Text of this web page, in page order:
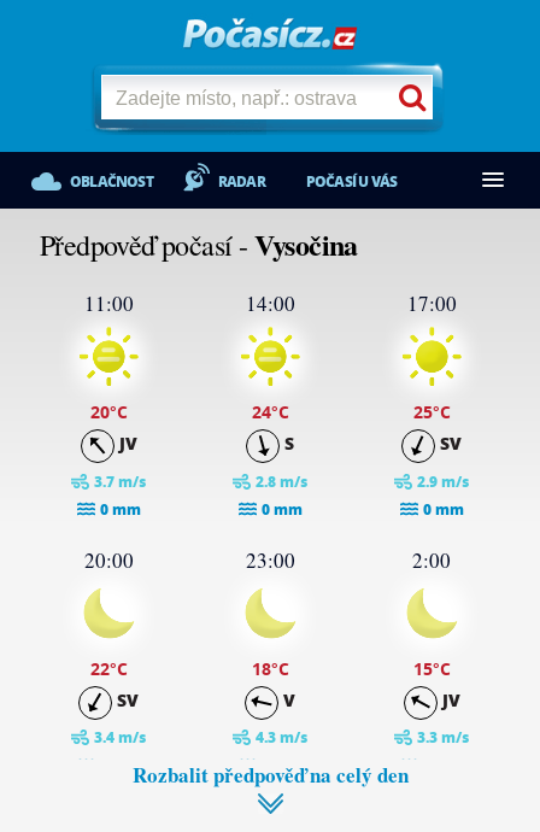
OBLAČNOST RADAR POČASÍ U VÁS
Předpověď počasí -Vysočina
11:00
20°C
JV
3.7 m/s
0 mm
14:00
24°C
S
2.8 m/s
0 mm
17:00
25°C
SV
2.9 m/s
0 mm
20:00
22°C
SV
3.4 m/s
0 mm
23:00
18°C
V
4.3 m/s
0 mm
2:00
15°C
JV
3.3 m/s
Rozbalit předpověď na celý den